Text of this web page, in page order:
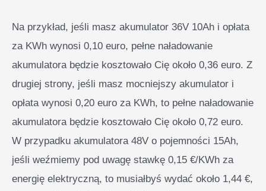
Na przykład, jeśli masz akumulator 36V 10Ah i opłata
za KWh wynosi 0,10 euro, pełne naładowanie
akumulatora będzie kosztowało Cię około 0,36 euro. Z
drugiej strony, jeśli masz mocniejszy akumulator i
opłata wynosi 0,20 euro za KWh, to pełne naładowanie
akumulatora będzie kosztowało Cię około 0,72 euro.
W przypadku akumulatora 48V o pojemności 15Ah,
jeśli weźmiemy pod uwagę stawkę 0,15 €/KWh za
energię elektryczną, to musiałbyś wydać około 1,44 €,